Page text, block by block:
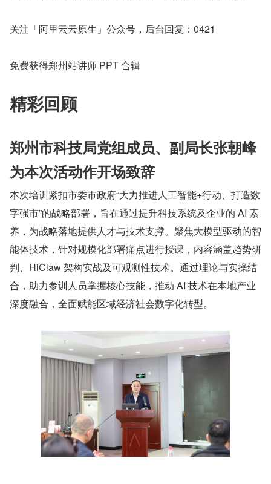
关注「阿里云云原生」公众号，后台回复：0421
免费获得郑州站讲师 PPT 合辑
精彩回顾
郑州市科技局党组成员、副局长张朝峰
为本次活动作开场致辞
本次培训紧扣市委市政府“大力推进人工智能+行动、打造数
字强市”的战略部署，旨在通过提升科技系统及企业的 AI 素
养，为战略落地提供人才与技术支撑。聚焦大模型驱动的智
能体技术，针对规模化部署痛点进行授课，内容涵盖趋势研
判、HiClaw 架构实战及可观测性技术。通过理论与实操结
合，助力参训人员掌握核心技能，推动 AI 技术在本地产业
深度融合，全面赋能区域经济社会数字化转型。